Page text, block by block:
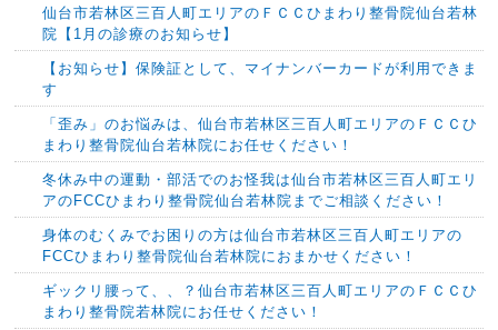
仙台市若林区三百人町エリアのＦＣＣひまわり整骨院仙台若林
院【1月の診療のお知らせ】
【お知らせ】保険証として、マイナンバーカードが利用できま
す
「歪み」のお悩みは、仙台市若林区三百人町エリアのＦＣＣひ
まわり整骨院仙台若林院にお任せください！
冬休み中の運動・部活でのお怪我は仙台市若林区三百人町エリ
アのFCCひまわり整骨院仙台若林院までご相談ください！
身体のむくみでお困りの方は仙台市若林区三百人町エリアの
FCCひまわり整骨院仙台若林院におまかせください！
ギックリ腰って、、？仙台市若林区三百人町エリアのＦＣＣひ
まわり整骨院若林院にお任せください！